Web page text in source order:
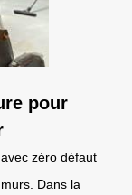
pour
zéro défaut
Dans la